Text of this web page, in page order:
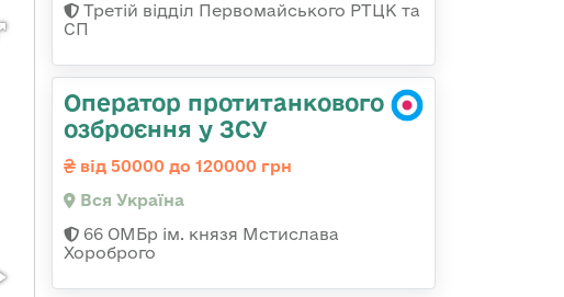
Третій відділ Первомайського РТЦК та
СП
Оператор протитанкового
озброєння у ЗСУ
від 50000 до 120000 грн
Вся Україна
66 ОМБр ім. князя Мстислава
Хороброго